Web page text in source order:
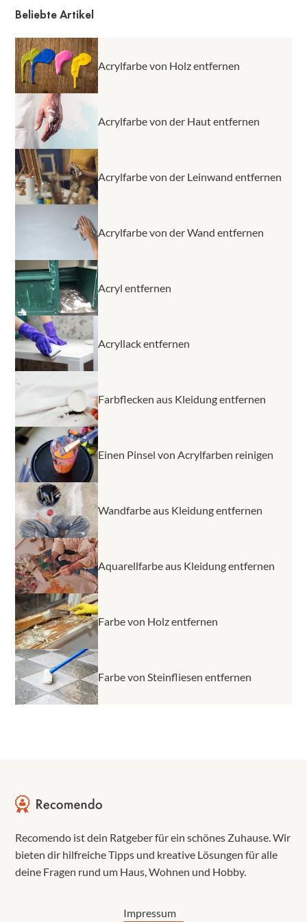
Farbe auf Wasserbasis sein, deckt sie auf Acrylfarben
verwendet werden.
Beliebte Artikel
Acrylfarbe von Holz entfernen
Acrylfarbe von der Haut entfernen
Acrylfarbe von der Leinwand entfernen
Acrylfarbe von der Wand entfernen
Acryl entfernen
Acryllack entfernen
Farbflecken aus Kleidung entfernen
Einen Pinsel von Acrylfarben reinigen
Wandfarbe aus Kleidung entfernen
Aquarellfarbe aus Kleidung entfernen
Farbe von Holz entfernen
Farbe von Steinfliesen entfernen
Recomendo ist dein Ratgeber für ein schönes Zuhause. Wir
bieten dir hilfreiche Tipps und kreative Lösungen für alle
deine Fragen rund um Haus, Wohnen und Hobby.
Impressum